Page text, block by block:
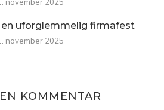
uforglemmelig firmafest
november 2025
KOMMENTAR